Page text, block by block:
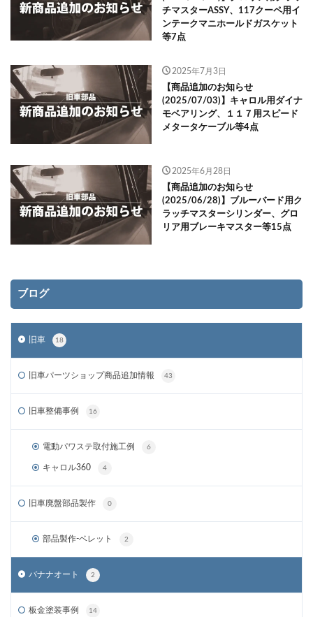
チマスターASSY、117クーペ用イ
ンテークマニホールドガスケット
等7点
2025年7月3日
【商品追加のお知らせ
(2025/07/03)】キャロル用ダイナ
モベアリング、１１７用スピード
メタータケーブル等4点
2025年6月28日
【商品追加のお知らせ
(2025/06/28)】ブルーバード用ク
ラッチマスターシリンダー、グロ
リア用ブレーキマスター等15点
ブログ
旧車 18
旧車パーツショップ商品追加情報 43
旧車整備事例 16
電動パワステ取付施工例 6
キャロル360 4
旧車廃盤部品製作 0
部品製作-ベレット 2
バナナオート 2
板金塗装事例 14